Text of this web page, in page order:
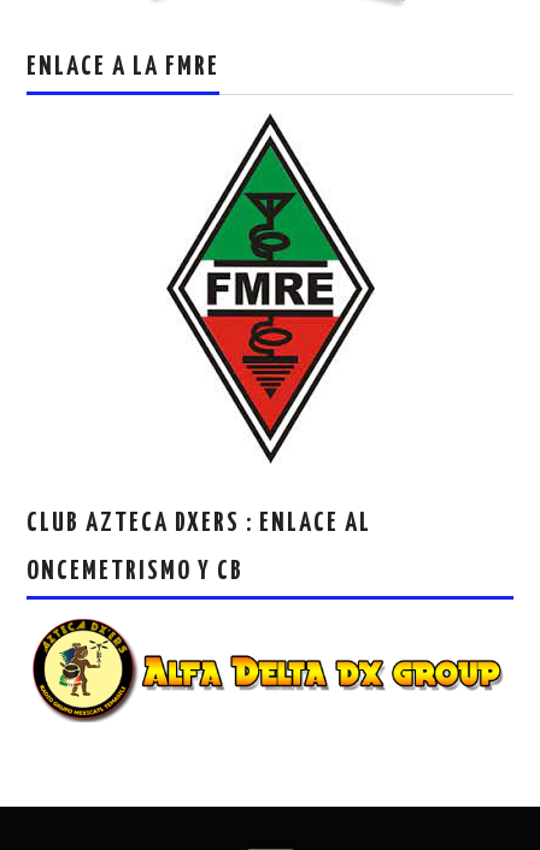
ENLACE A LA FMRE
CLUB AZTECA DXERS : ENLACE AL
ONCEMETRISMO Y CB